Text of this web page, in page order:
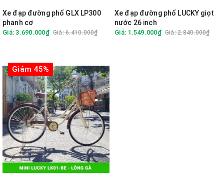
Xe đạp đường phố GLX LP300
phanh cơ
Giá: 3.690.000₫ Giá: 6.410.000₫
Xe đạp đường phố LUCKY giọt
nước 26 inch
Giá: 1.549.000₫ Giá: 2.840.000₫
Giảm 45%